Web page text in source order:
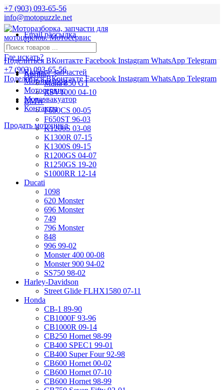
+7 (903) 093-65-56
info@motopuzzle.net
Email рассылка
Новости
Поделиться ВКонтакте Facebook Instagram WhatsApp Telegram
+7 (903) 093-65-56
Поделиться ВКонтакте Facebook Instagram WhatsApp Telegram
Где искать?
Aprilia
Mana 850 GT
RSV1000 04-10
BMW
F650CS 00-05
F650ST 96-03
K1200S 03-08
K1300R 07-15
K1300S 09-15
R1200GS 04-07
R1250GS 19-20
S1000RR 12-14
Ducati
1098
620 Monster
696 Monster
749
796 Monster
848
996 99-02
Monster 400 00-08
Monster 900 94-02
SS750 98-02
Harley-Davidson
Street Glide FLHX1580 07-11
Honda
CB-1 89-90
CB1000F 93-96
CB1000R 09-14
CB250 Hornet 98-99
CB400 SPEC1 99-01
CB400 Super Four 92-98
CB600 Hornet 00-02
CB600 Hornet 07-10
CB600 Hornet 98-99
Каталог запчастей
Мотоподбор
Мотосервис
Мотоэвакуатор
Контакты
Продать мотоцикл